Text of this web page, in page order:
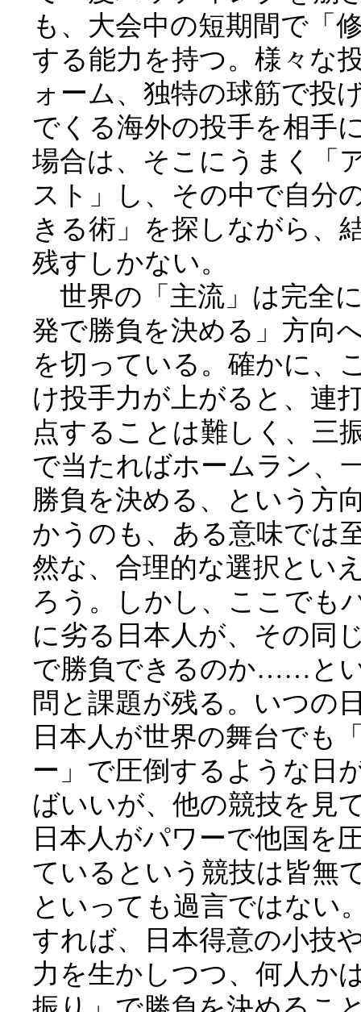
も、大会中の短期間で「
する能力を持つ。様々な
ォーム、独特の球筋で投
でくる海外の投手を相手
場合は、そこにうまく「
スト」し、その中で自分
きる術」を探しながら、
残すしかない。
世界の「主流」は完全
発で勝負を決める」方向
を切っている。確かに、
け投手力が上がると、連
点することは難しく、三
で当たればホームラン、
勝負を決める、という方
かうのも、ある意味では
然な、合理的な選択とい
ろう。しかし、ここでも
に劣る日本人が、その同
で勝負できるのか……と
問と課題が残る。いつの
日本人が世界の舞台でも
ー」で圧倒するような日
ばいいが、他の競技を見
日本人がパワーで他国を
ているという競技は皆無
といっても過言ではない
すれば、日本得意の小技
力を生かしつつ、何人か